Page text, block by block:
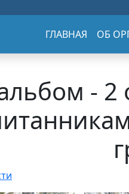
ГЛАВНАЯ ОБ
- 2